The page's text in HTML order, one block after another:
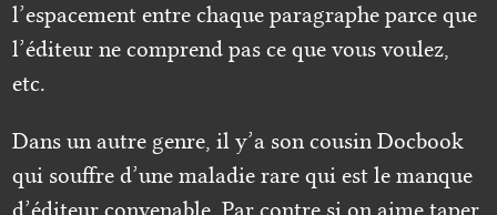
l’espacement entre chaque paragraphe parce que
l’éditeur ne comprend pas ce que vous voulez,
etc.
Dans un autre genre, il y’a son cousin Docbook
qui souffre d’une maladie rare qui est le manque
d’éditeur convenable. Par contre si on aime taper